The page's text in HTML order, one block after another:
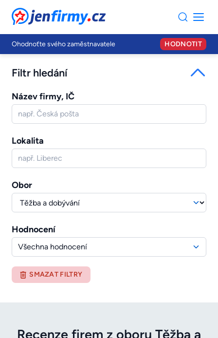
JenFirmy.cz
Ohodnoťte svého zaměstnavatele HODNOTIT
Filtr hledání
Název firmy, IČ
Lokalita
Obor
Hodnocení
Všechna hodnocení
SMAZAT FILTRY
Recenze firem z oboru Těžba a